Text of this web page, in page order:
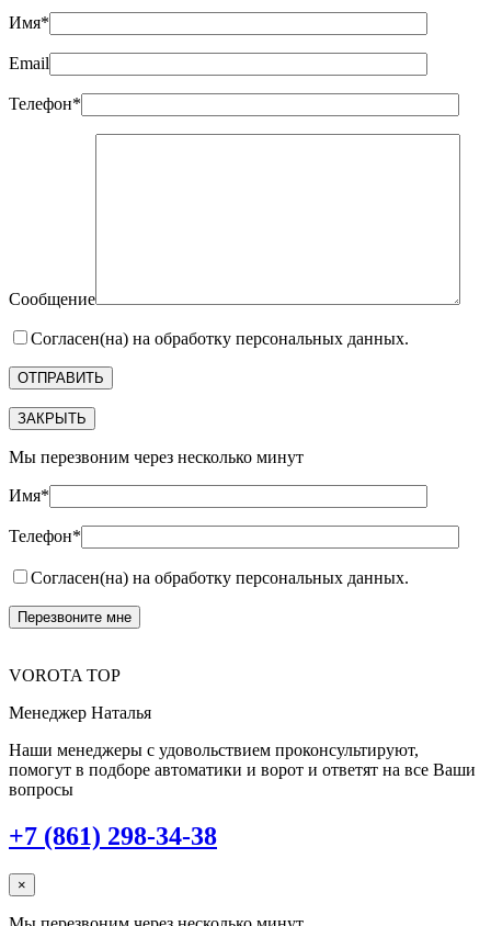
Имя*
Email
Телефон*
Сообщение
Согласен(на) на обработку персональных данных.
ЗАКРЫТЬ
Мы перезвоним через несколько минут
Имя*
Телефон*
Согласен(на) на обработку персональных данных.
VOROTA TOP
Менеджер Наталья
Наши менеджеры с удовольствием проконсультируют,
помогут в подборе автоматики и ворот и ответят на все Ваши
вопросы
+7 (861) 298-34-38
×